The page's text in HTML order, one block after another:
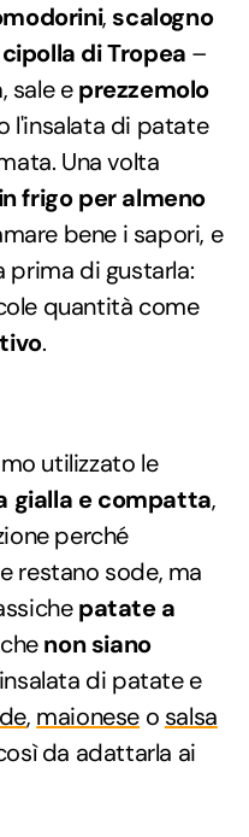
, scalogno
cipolla di Tropea –
, sale eprezzemolo
l'insalata di patate
Una volta
frigo per almeno
bene i sapori, e
prima di gustarla:
quantità come
.
utilizzato le
gialla e compatta,
perché
e restano sode, ma
patate a
non siano
di patate e
, maionese o salsa
da adattarla ai